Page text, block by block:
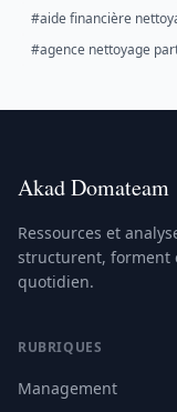
#aide financière
#agence nettoyage
Akad Domateam
Ressources et
structurent, forment
quotidien.
RUBRIQUES
Management